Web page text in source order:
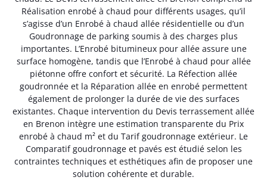
Réalisation enrobé à chaud pour différents usages, qu’il
s’agisse d’un Enrobé à chaud allée résidentielle ou d’un
Goudronnage de parking soumis à des charges plus
importantes. L’Enrobé bitumineux pour allée assure une
surface homogène, tandis que l’Enrobé à chaud pour allée
piétonne offre confort et sécurité. La Réfection allée
goudronnée et la Réparation allée en enrobé permettent
également de prolonger la durée de vie des surfaces
existantes. Chaque intervention du Devis terrassement allée
en Brenon intègre une estimation transparente du Prix
enrobé à chaud m² et du Tarif goudronnage extérieur. Le
Comparatif goudronnage et pavés est étudié selon les
contraintes techniques et esthétiques afin de proposer une
solution cohérente et durable.